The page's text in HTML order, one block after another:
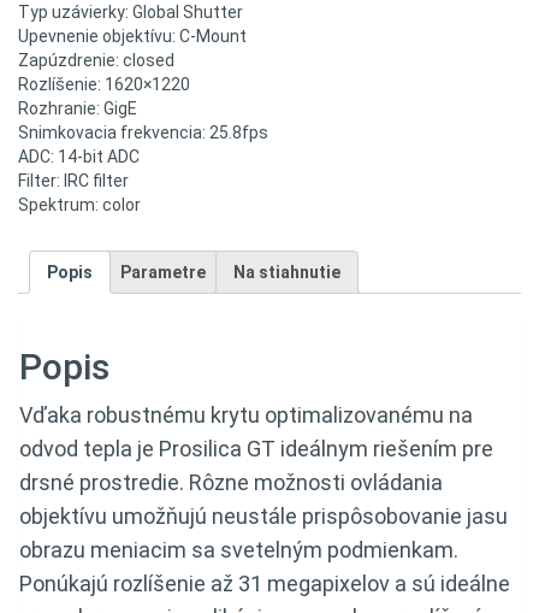
Typ uzávierky: Global Shutter
Upevnenie objektívu: C-Mount
Zapúzdrenie: closed
Rozlíšenie: 1620×1220
Rozhranie: GigE
Snimkovacia frekvencia: 25.8fps
ADC: 14-bit ADC
Filter: IRC filter
Spektrum: color
Popis Parametre Na stiahnutie
Popis
Vďaka robustnému krytu optimalizovanému na
odvod tepla je Prosilica GT ideálnym riešením pre
drsné prostredie. Rôzne možnosti ovládania
objektívu umožňujú neustále prispôsobovanie jasu
obrazu meniacim sa svetelným podmienkam.
Ponúkajú rozlíšenie až 31 megapixelov a sú ideálne